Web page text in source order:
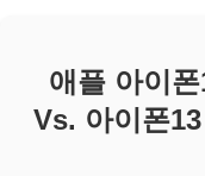
애플 아이
Vs. 아이폰